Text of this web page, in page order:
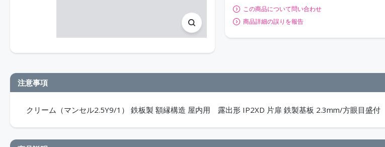
この商品について問い合わせ
商品詳細の誤りを報告
注意事項
クリーム（マンセル2.5Y9/1） 鉄板製 額縁構造 屋内用 露出形 IP2XD 片扉 鉄製基板 2.3mm/方眼目盛付